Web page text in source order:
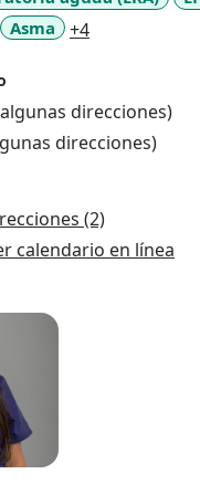
Asma +4
direcciones)
direcciones)
(2)
calendario en línea